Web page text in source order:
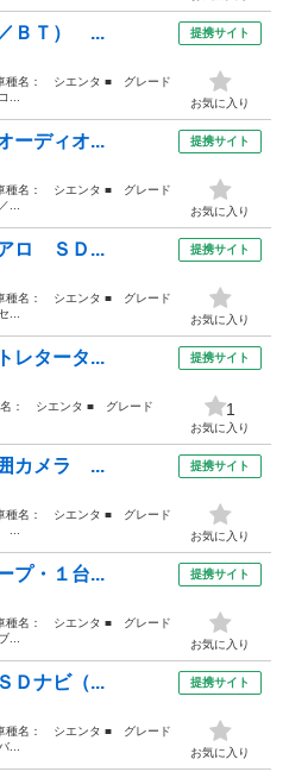
ＢＴ） ...
名： シエンタ ■ グレード
...
提携サイト
お気に入り
ーディオ...
名： シエンタ ■ グレード
...
提携サイト
お気に入り
ロ ＳＤ...
名： シエンタ ■ グレード
...
提携サイト
お気に入り
レタータ...
： シエンタ ■ グレード
提携サイト
1
お気に入り
カメラ ...
名： シエンタ ■ グレード
...
提携サイト
お気に入り
プ・１台...
名： シエンタ ■ グレード
...
提携サイト
お気に入り
Ｄナビ（...
名： シエンタ ■ グレード
...
提携サイト
お気に入り